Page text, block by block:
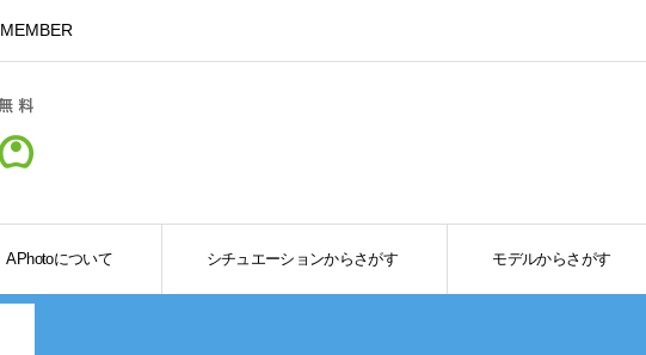
MEMBER
APhotoについて シチュエーションからさがす モデルからさがす